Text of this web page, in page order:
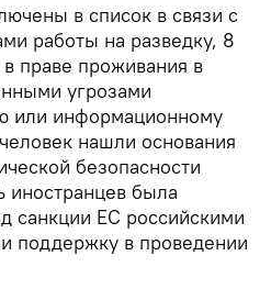
в список в связи с
работы на разведку, 8
праве проживания в
угрозами
или информационному
нашли основания
безопасности
иностранцев была
санкции ЕС российскими
поддержку в проведении